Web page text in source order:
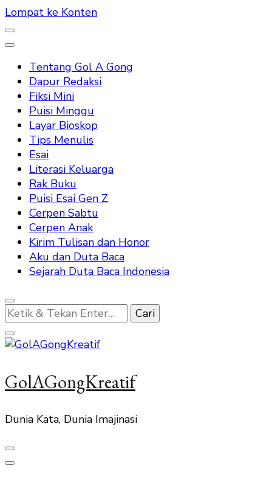
Lompat ke Konten
Tentang Gol A Gong
Dapur Redaksi
Fiksi Mini
Puisi Minggu
Layar Bioskop
Tips Menulis
Esai
Literasi Keluarga
Rak Buku
Puisi Esai Gen Z
Cerpen Sabtu
Cerpen Anak
Kirim Tulisan dan Honor
Aku dan Duta Baca
Sejarah Duta Baca Indonesia
Mencari
Sesuatu?
GolAGongKreatif
Dunia Kata, Dunia Imajinasi